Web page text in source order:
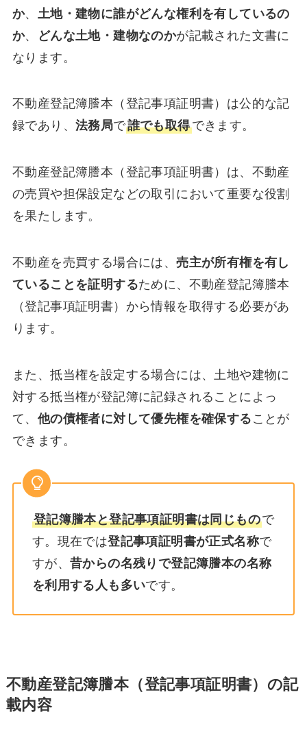
か、
土地・建物に誰がどんな権利を有しているの
か、 どんな土地・建物なのかが記載された文書に
なります。
不動産登記簿謄本（登記事項証明書）は公的な記
録であり、 法務局で誰でも取得できます。
不動産登記簿謄本（登記事項証明書）は、不動産
の売買や担保設定などの取引において重要な役割
を果たします。
不動産を売買する場合には、売主が所有権を有し
ていることを証明するために、不動産登記簿謄本
（登記事項証明書）から情報を取得する必要があ
ります。
また、抵当権を設定する場合には、土地や建物に
対する抵当権が登記簿に記録されることによっ
て、 他の債権者に対して優先権を確保する ことが
できます。
登記簿謄本と登記事項証明書は同じもので
す。現在では登記事項証明書が正式名称で
すが、 昔からの名残りで登記簿謄本の名称
を利用する人も多いです。
不動産登記簿謄本（登記事項証明書）の記
載内容